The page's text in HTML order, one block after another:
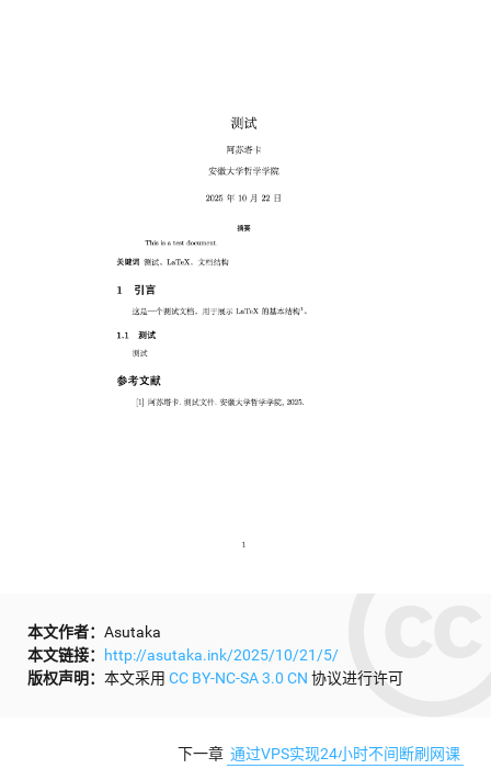
本文作者： Asutaka
本文链接： http://asutaka.ink/2025/10/21/5/
版权声明： 本文采用 CC BY-NC-SA 3.0 CN 协议进行许可
下一章 通过VPS实现24小时不间断刷网课